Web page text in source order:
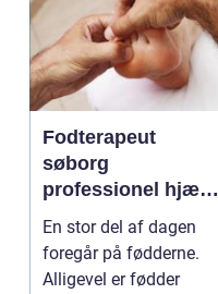
Fodterapeut
søborg
professionel hjælp
til sunde fødder i
hverdagen
En stor del af dagen
foregår på fødderne.
Alligevel er fødder